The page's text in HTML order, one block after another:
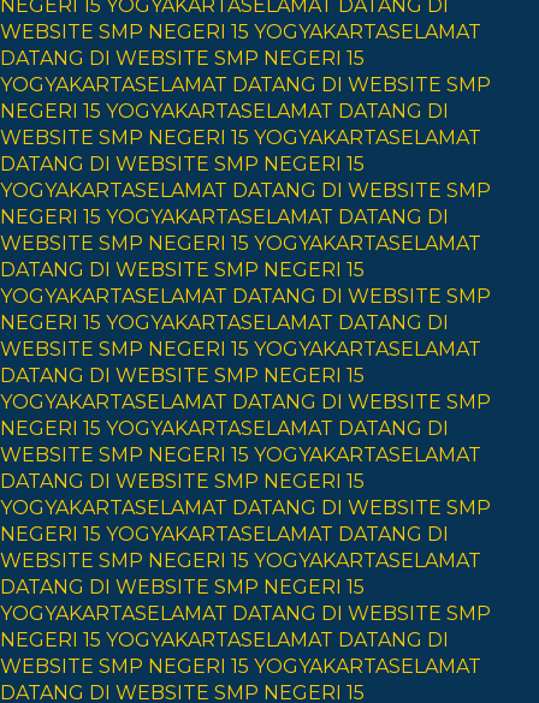
NEGERI 15 YOGYAKARTASELAMAT DATANG DI
WEBSITE SMP NEGERI 15 YOGYAKARTASELAMAT
DATANG DI WEBSITE SMP NEGERI 15
YOGYAKARTASELAMAT DATANG DI WEBSITE SMP
NEGERI 15 YOGYAKARTASELAMAT DATANG DI
WEBSITE SMP NEGERI 15 YOGYAKARTASELAMAT
DATANG DI WEBSITE SMP NEGERI 15
YOGYAKARTASELAMAT DATANG DI WEBSITE SMP
NEGERI 15 YOGYAKARTASELAMAT DATANG DI
WEBSITE SMP NEGERI 15 YOGYAKARTASELAMAT
DATANG DI WEBSITE SMP NEGERI 15
YOGYAKARTASELAMAT DATANG DI WEBSITE SMP
NEGERI 15 YOGYAKARTASELAMAT DATANG DI
WEBSITE SMP NEGERI 15 YOGYAKARTASELAMAT
DATANG DI WEBSITE SMP NEGERI 15
YOGYAKARTASELAMAT DATANG DI WEBSITE SMP
NEGERI 15 YOGYAKARTASELAMAT DATANG DI
WEBSITE SMP NEGERI 15 YOGYAKARTASELAMAT
DATANG DI WEBSITE SMP NEGERI 15
YOGYAKARTASELAMAT DATANG DI WEBSITE SMP
NEGERI 15 YOGYAKARTASELAMAT DATANG DI
WEBSITE SMP NEGERI 15 YOGYAKARTASELAMAT
DATANG DI WEBSITE SMP NEGERI 15
YOGYAKARTASELAMAT DATANG DI WEBSITE SMP
NEGERI 15 YOGYAKARTASELAMAT DATANG DI
WEBSITE SMP NEGERI 15 YOGYAKARTASELAMAT
DATANG DI WEBSITE SMP NEGERI 15